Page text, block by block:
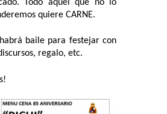
Todo aquel que no lo
quiere CARNE.
baile para festejar con
regalo, etc.